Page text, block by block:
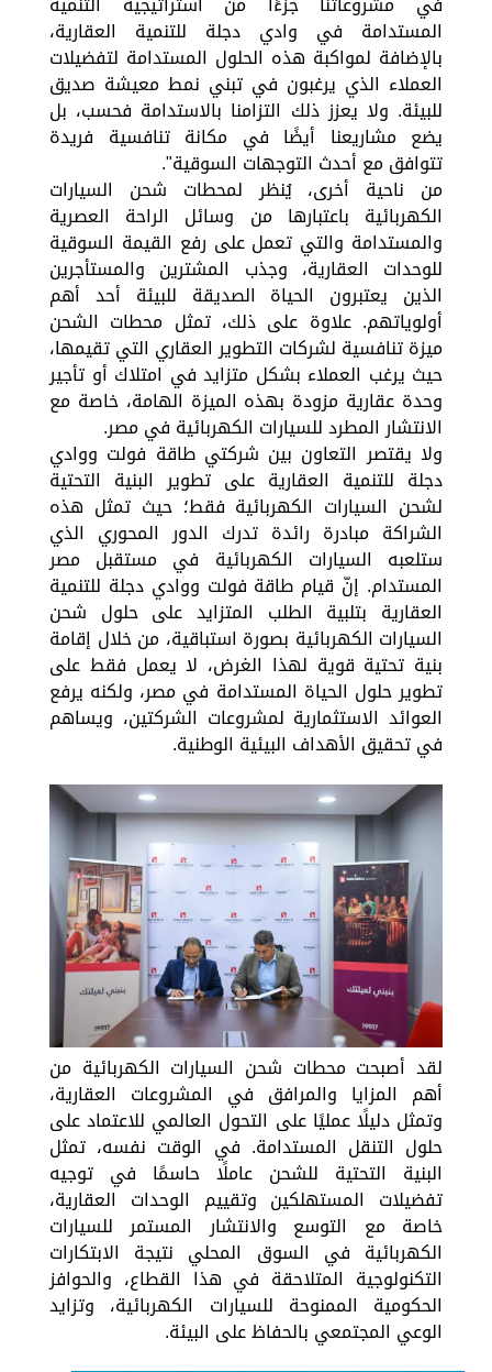
المستدامة في وادي دجلة للتنمية العقارية،
بالإضافة لمواكبة هذه الحلول المستدامة لتفضيلات
العملاء الذي يرغبون في تبني نمط معيشة صديق
للبيئة. ولا يعزز ذلك التزامنا بالاستدامة فحسب، بل
يضع مشاريعنا أيضًا في مكانة تنافسية فريدة
تتوافق مع أحدث التوجهات السوقية".
من ناحية أخرى، يُنظر لمحطات شحن السيارات
الكهربائية باعتبارها من وسائل الراحة العصرية
والمستدامة والتي تعمل على رفع القيمة السوقية
للوحدات العقارية، وجذب المشترين والمستأجرين
الذين يعتبرون الحياة الصديقة للبيئة أحد أهم
أولوياتهم. علاوة على ذلك، تمثل محطات الشحن
ميزة تنافسية لشركات التطوير العقاري التي تقيمها،
حيث يرغب العملاء بشكل متزايد في امتلاك أو تأجير
وحدة عقارية مزودة بهذه الميزة الهامة، خاصة مع
الانتشار المطرد للسيارات الكهربائية في مصر.
ولا يقتصر التعاون بين شركتي طاقة فولت ووادي
دجلة للتنمية العقارية على تطوير البنية التحتية
لشحن السيارات الكهربائية فقط؛ حيث تمثل هذه
الشراكة مبادرة رائدة تدرك الدور المحوري الذي
ستلعبه السيارات الكهربائية في مستقبل مصر
المستدام. إنّ قيام طاقة فولت ووادي دجلة للتنمية
العقارية بتلبية الطلب المتزايد على حلول شحن
السيارات الكهربائية بصورة استباقية، من خلال إقامة
بنية تحتية قوية لهذا الغرض، لا يعمل فقط على
تطوير حلول الحياة المستدامة في مصر، ولكنه يرفع
العوائد الاستثمارية لمشروعات الشركتين، ويساهم
في تحقيق الأهداف البيئية الوطنية.
لقد أصبحت محطات شحن السيارات الكهربائية من
أهم المزايا والمرافق في المشروعات العقارية،
وتمثل دليلًا عمليًا على التحول العالمي للاعتماد على
حلول التنقل المستدامة. في الوقت نفسه، تمثل
البنية التحتية للشحن عاملًا حاسمًا في توجيه
تفضيلات المستهلكين وتقييم الوحدات العقارية،
خاصة مع التوسع والانتشار المستمر للسيارات
الكهربائية في السوق المحلي نتيجة الابتكارات
التكنولوجية المتلاحقة في هذا القطاع، والحوافز
الحكومية الممنوحة للسيارات الكهربائية، وتزايد
الوعي المجتمعي بالحفاظ على البيئة.